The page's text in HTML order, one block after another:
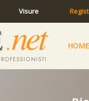
Visure
HOME